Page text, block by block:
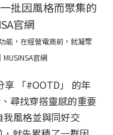
能，在經營電商前，就凝聚
官網
「#OOTD」 的年
尋找穿搭靈感的重要
風格並與同好交